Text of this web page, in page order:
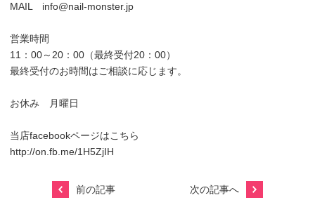
MAIL info@nail-monster.jp
営業時間
11：00～20：00（最終受付20：00）
最終受付のお時間はご相談に応じます。
お休み 月曜日
当店facebookページはこちら
http://on.fb.me/1H5ZjIH
前の記事 次の記事へ